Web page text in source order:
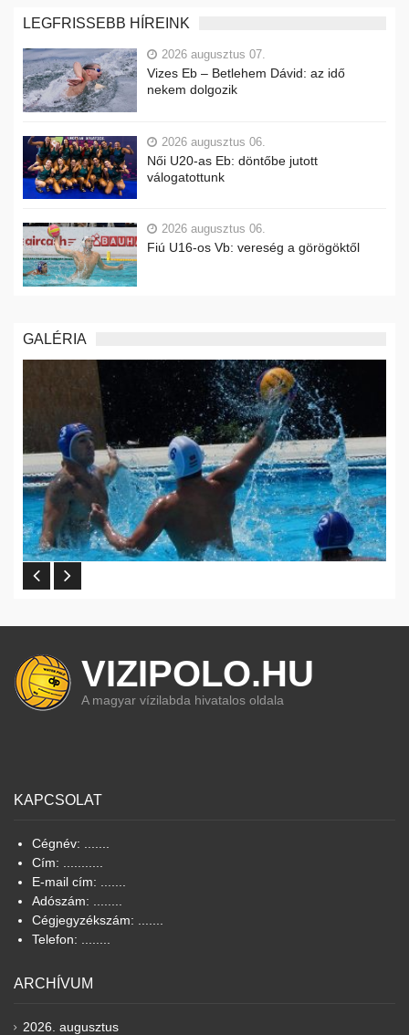
LEGFRISSEBB HÍREINK
2026 augusztus 07.
Vizes Eb – Betlehem Dávid: az idő
nekem dolgozik
2026 augusztus 06.
Női U20-as Eb: döntőbe jutott
válogatottunk
2026 augusztus 06.
Fiú U16-os Vb: vereség a görögöktől
GALÉRIA
VIZIPOLO.HU
A magyar vízilabda hivatalos oldala
KAPCSOLAT
Cégnév: .......
Cím: ...........
E-mail cím: .......
Adószám: ........
Cégjegyzékszám: .......
Telefon: ........
ARCHÍVUM
2026. augusztus